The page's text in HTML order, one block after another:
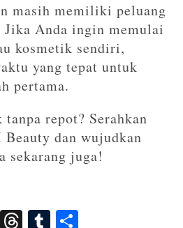
masih memiliki peluang
Jika Anda ingin memulai
kosmetik sendiri,
yang tepat untuk
pertama.
repot? Serahkan
Beauty dan wujudkan
sekarang juga!
X T T